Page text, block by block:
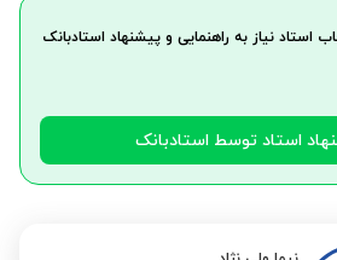
استاد نیاز به راهنمایی و پیشنهاد استادبانک
استاد توسط استادبانک